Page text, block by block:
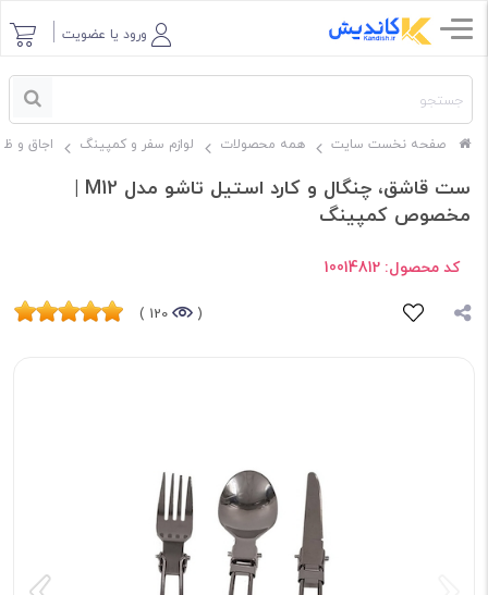
ورود یا عضویت
صفحه نخست سایت همه محصولات لوازم سفر و کمپینگ اجاق و
ست قاشق، چنگال و کارد استیل تاشو مدل M12 |
مخصوص کمپینگ
کد محصول: 10014812
(
120 )